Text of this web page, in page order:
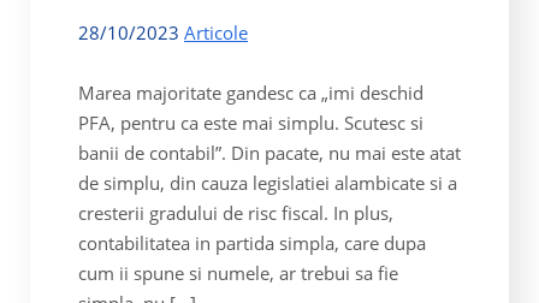
28/10/2023 Articole
Marea majoritate gandesc ca „imi deschid
PFA, pentru ca este mai simplu. Scutesc si
banii de contabil”. Din pacate, nu mai este atat
de simplu, din cauza legislatiei alambicate si a
cresterii gradului de risc fiscal. In plus,
contabilitatea in partida simpla, care dupa
cum ii spune si numele, ar trebui sa fie